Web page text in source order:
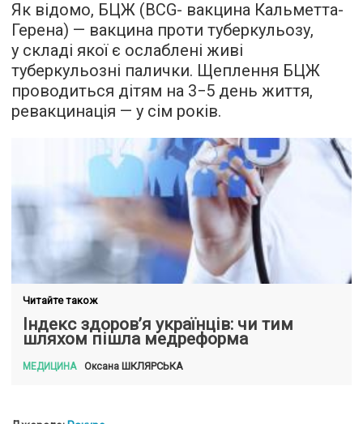
Як відомо, БЦЖ (BCG- вакцина Кальметта-
Герена) — вакцина проти туберкульозу,
у складі якої є ослаблені живі
туберкульозні палички. Щеплення БЦЖ
проводиться дітям на 3−5 день життя,
ревакцинація — у сім років.
Читайте також
Індекс здоров’я українців: чи тим
шляхом пішла медреформа
МЕДИЦИНА Оксана ШКЛЯРСЬКА